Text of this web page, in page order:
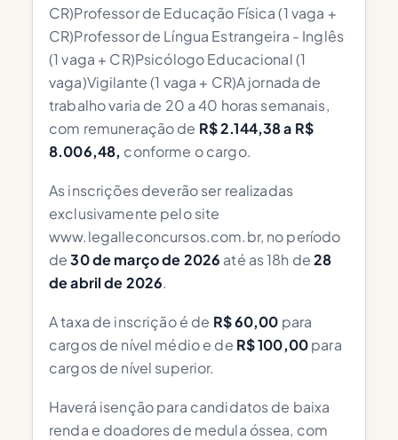
CR)Professor de Educação Física (1 vaga +
CR)Professor de Língua Estrangeira - Inglês
(1 vaga + CR)Psicólogo Educacional (1
vaga)Vigilante (1 vaga + CR)A jornada de
trabalho varia de 20 a 40 horas semanais,
com remuneração de R$ 2.144,38 a R$
8.006,48, conforme o cargo.
As inscrições deverão ser realizadas
exclusivamente pelo site
www.legalleconcursos.com.br, no período
de30 de março de 2026 até as 18h de28
de abril de 2026.
A taxa de inscrição é de R$ 60,00 para
cargos de nível médio e de R$ 100,00para
cargos de nível superior.
Haverá isenção para candidatos de baixa
renda e doadores de medula óssea, com